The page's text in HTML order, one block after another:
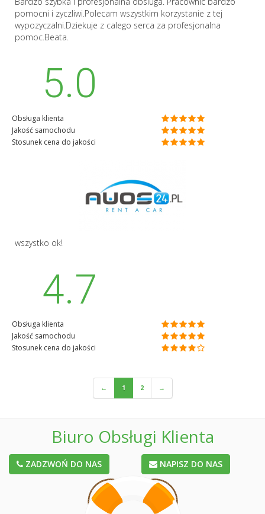
pomocni i zyczliwi.Polecam wszystkim korzystanie z tej
wypozyczalni.Dziekuje z calego serca za profesjonalna
pomoc.Beata.
5.0
Obsługa klienta
Jakość samochodu
Stosunek cena do jakości
wszystko ok!
4.7
Obsługa klienta
Jakość samochodu
Stosunek cena do jakości
← 1 2 →
Biuro Obsługi Klienta
ZADZWOŃ DO NAS NAPISZ DO NAS